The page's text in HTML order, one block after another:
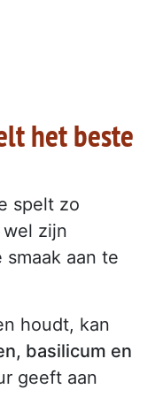
het beste
spelt zo
zijn
aan te
houdt, kan
basilicum en
geeft aan